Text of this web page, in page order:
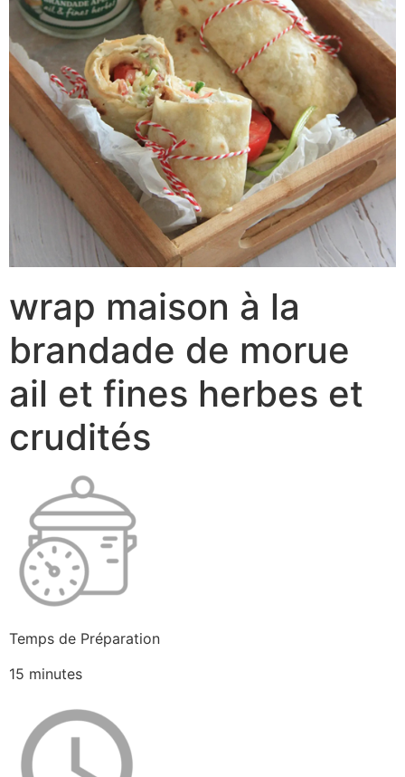
wrap maison à la
brandade de morue
ail et fines herbes et
crudités
Temps de Préparation
15 minutes